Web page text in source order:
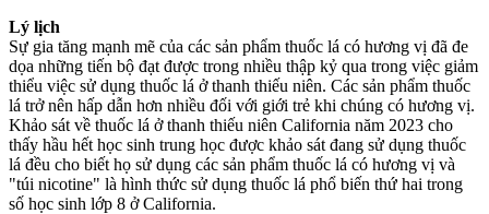
Lý lịch
Sự gia tăng mạnh mẽ của các sản phẩm thuốc lá có hương vị đã đe
dọa những tiến bộ đạt được trong nhiều thập kỷ qua trong việc giảm
thiểu việc sử dụng thuốc lá ở thanh thiếu niên. Các sản phẩm thuốc
lá trở nên hấp dẫn hơn nhiều đối với giới trẻ khi chúng có hương vị.
Khảo sát về thuốc lá ở thanh thiếu niên California năm 2023 cho
thấy hầu hết học sinh trung học được khảo sát đang sử dụng thuốc
lá đều cho biết họ sử dụng các sản phẩm thuốc lá có hương vị và
"túi nicotine" là hình thức sử dụng thuốc lá phổ biến thứ hai trong
số học sinh lớp 8 ở California.